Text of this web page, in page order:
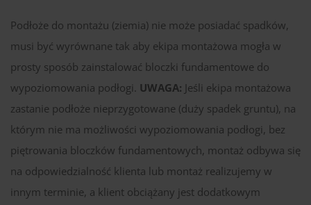
Podłoże do montażu (ziemia) nie może posiadać spadków,
musi być wyrównane tak aby ekipa montażowa mogła w
prosty sposób zainstalować bloczki fundamentowe do
wypoziomowania podłogi. UWAGA: Jeśli ekipa montażowa
zastanie podłoże nieprzygotowane (duży spadek gruntu), na
którym nie ma możliwości wypoziomowania podłogi, bez
piętrowania bloczków fundamentowych, montaż odbywa się
na odpowiedzialność klienta lub montaż realizujemy w
innym terminie, a klient obciążany jest dodatkowym